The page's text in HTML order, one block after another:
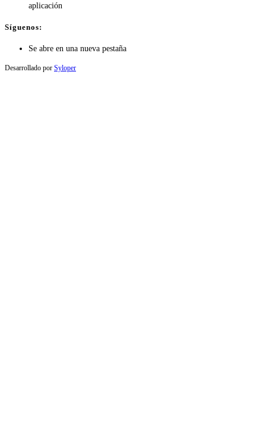
aplicación
Síguenos:
Se abre en una nueva pestaña
Desarrollado por Syloper